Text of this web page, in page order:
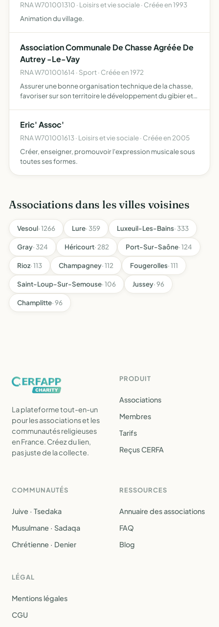
RNA W701001310 · Loisirs et vie sociale · Créée en 1993
Animation du village.
Association Communale De Chasse Agréée De
Autrey -Le-Vay
RNA W701001614 · Sport · Créée en 1972
Assurer une bonne organisation technique de la chasse,
favoriser sur son territoire le développement du gibier et
cynégétiqu…
Eric' Assoc'
RNA W701001613 · Loisirs et vie sociale · Créée en 2005
Créer, enseigner, promouvoir l'expression musicale sous
toutes ses formes.
Associations dans les villes voisines
Vesoul· 1266 Lure· 359 Luxeuil-Les-Bains· 333
Gray· 324 Héricourt· 282 Port-Sur-Saône· 124
Rioz· 113 Champagney· 112 Fougerolles· 111
Saint-Loup-Sur-Semouse· 106 Jussey· 96
Champlitte· 96
La plateforme tout-en-un
pour les associations et les
communautés religieuses
en France. Créez du lien,
pas juste de la collecte.
PRODUIT
Associations
Membres
Tarifs
Reçus CERFA
COMMUNAUTÉS
Juive · Tsedaka
Musulmane · Sadaqa
Chrétienne · Denier
RESSOURCES
Annuaire des associations
FAQ
Blog
LÉGAL
Mentions légales
CGU